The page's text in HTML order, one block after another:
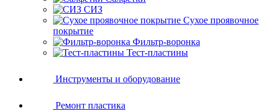
СИЗ
Сухое проявочное
покрытие
Фильтр-воронка
Тест-пластины
Инструменты и оборудование
Ремонт пластика